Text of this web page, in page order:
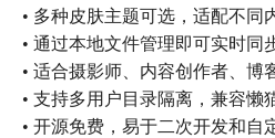
• 多种皮肤主题可选，适配不同
• 通过本地文件管理即可实时同
• 适合摄影师、内容创作者、博
• 支持多用户目录隔离，兼容懒
• 开源免费，易于二次开发和自